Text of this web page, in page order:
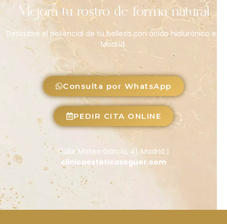
Mejora tu rostro de forma natural
Descubre el potencial de tu belleza con ácido hialurónico en
Madrid.
Consulta por WhatsApp
PEDIR CITA ONLINE
Calle Mateo García, 41, Madrid |
clinicaesteticaseguer.com